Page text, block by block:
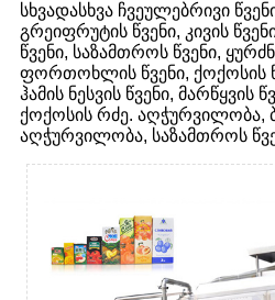
სხვადასხვა ჩვეულებრივი
გრეიფრუტის წვენი, კივის
წვენი, საზამთროს წვენი,
ფორთოხლის წვენი, ქოქოსის
ჰამის ნესვის წვენი, მარწყვის
ქოქოსის რძე. აღჭურვილობა,
აღჭურვილობა, საზამთროს